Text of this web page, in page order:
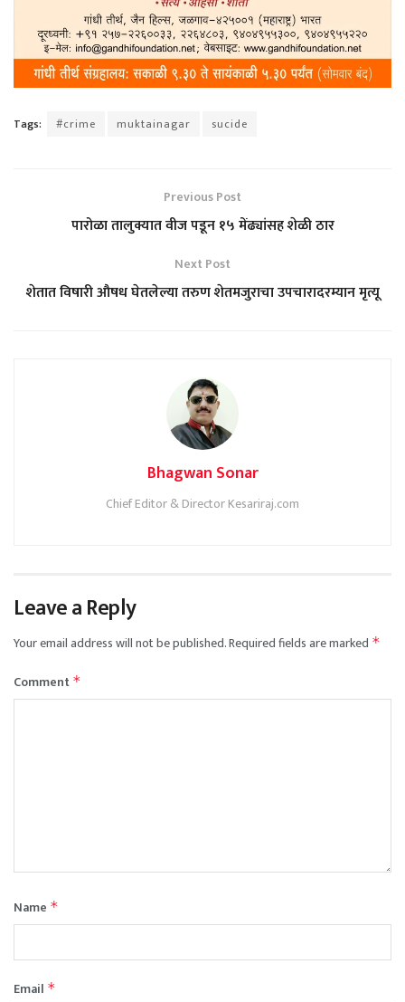
Tags: #crime muktainagar sucide
Previous Post
पारोळा तालुक्यात वीज पडून १५ मेंढ्यांसह शेळी ठार
Next Post
शेतात विषारी औषध घेतलेल्या तरुण शेतमजुराचा उपचारादरम्यान मृत्यू
Bhagwan Sonar
Chief Editor & Director Kesariraj.com
Leave a Reply
Your email address will not be published.Required fields are marked *
Comment *
Name *
Email *